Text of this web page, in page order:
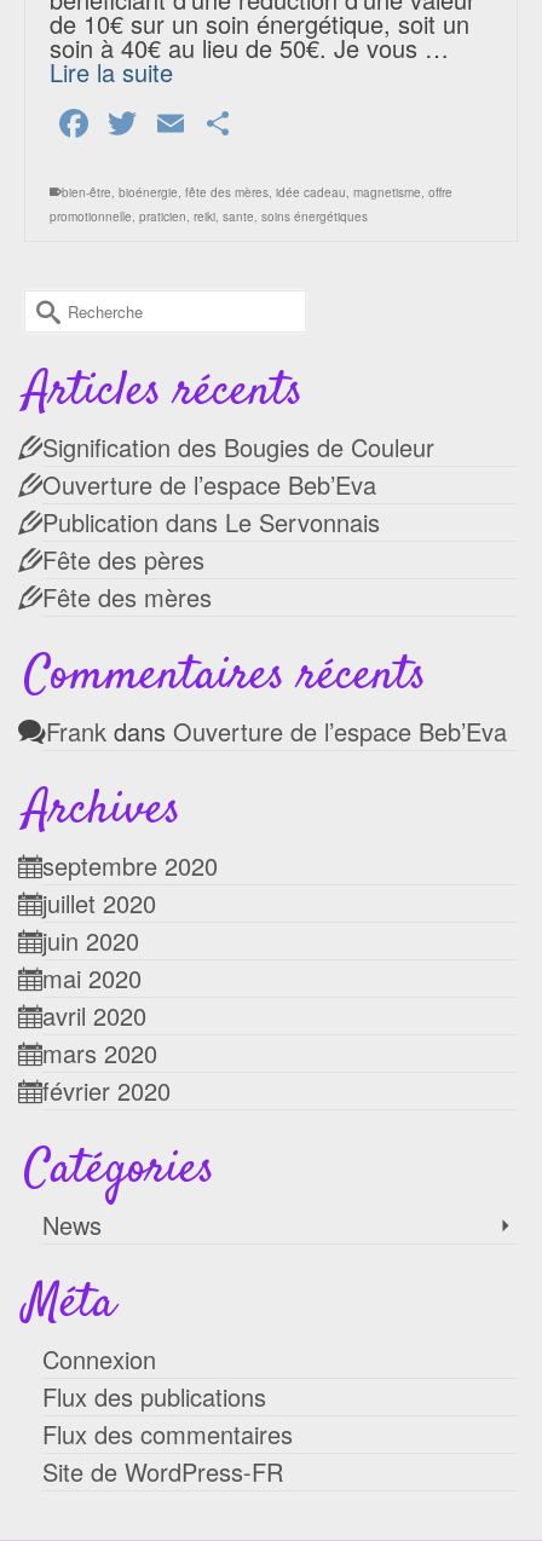
de 10€ sur un soin énergétique, soit un
soin à 40€ au lieu de 50€. Je vous …
Lire la suite
Facebook
TwitterEmail
bien-être, bioénergie, fête des mères, idée cadeau, magnetisme, offre
promotionnelle, praticien, reiki, sante, soins énergétiques
Rechercher :
Articles récents
Signification des Bougies de Couleur
Ouverture de l’espace Beb’Eva
Publication dans Le Servonnais
Fête des pères
Fête des mères
Commentaires récents
Frank dans Ouverture de l’espace Beb’Eva
Archives
septembre 2020
juillet 2020
juin 2020
mai 2020
avril 2020
mars 2020
février 2020
Catégories
News
Méta
Connexion
Flux des publications
Flux des commentaires
Site de WordPress-FR